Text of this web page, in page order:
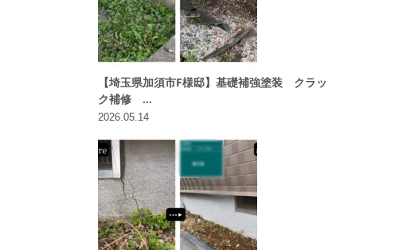
【埼玉県加須市F様邸】基礎補強塗装 クラッ
ク補修 ...
2026.05.14